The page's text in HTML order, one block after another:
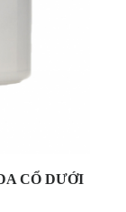
CỔ DƯỚI